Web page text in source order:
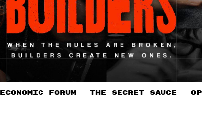
ECONOMIC FORUM THE SECRET SAUCE​